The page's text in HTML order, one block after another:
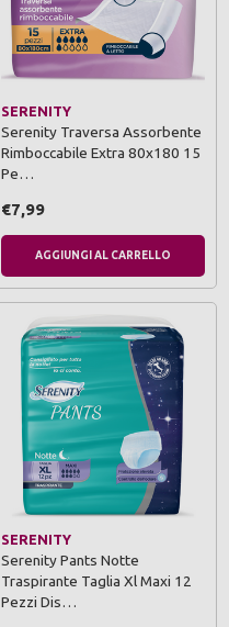
SERENITY
Serenity Traversa Assorbente
Rimboccabile Extra 80x180 15
Pe…
€7,99
AGGIUNGI AL CARRELLO
SERENITY
Serenity Pants Notte
Traspirante Taglia Xl Maxi 12
Pezzi Dis…